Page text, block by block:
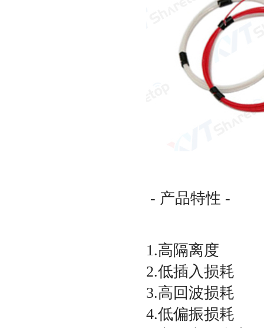
- 产品特性 -
1.高隔离度
2.低插入损耗
3.高回波损耗
4.低偏振损耗